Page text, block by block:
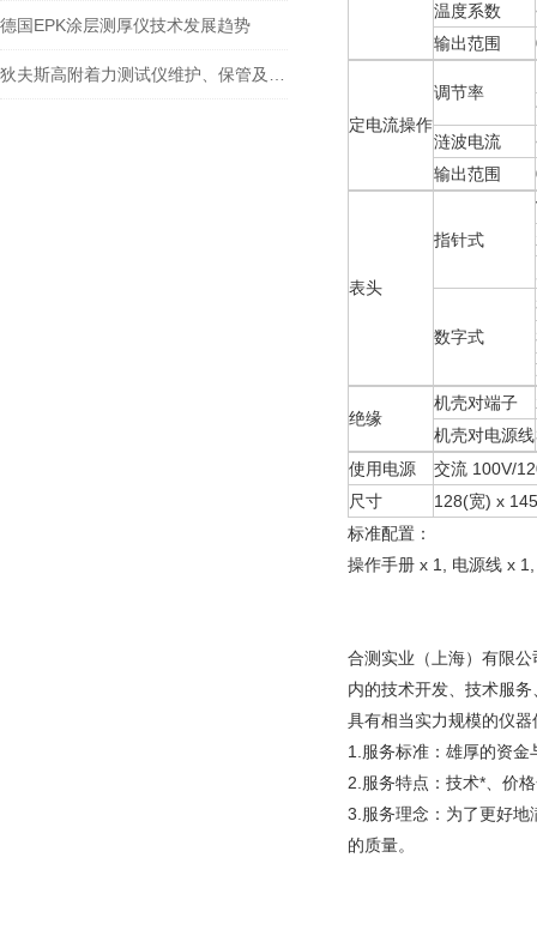
德国EPK涂层测厚仪技术发展趋势
温度系数
输出范围
定电流操作
调节率
涟波电流
输出范围
表头
指针式
数字式
绝缘
机壳对端子
机壳对电源线
使用电源
交流 100V/
尺寸
128(宽) x
标准配置：
操作手册 x 1, 电源线 x
合测实业（上海）有限
内的技术开发、技术服
具有相当实力规模的仪
1.服务标准：雄厚的资
2.服务特点：技术*、价
3.服务理念：为了更好地
的质量。